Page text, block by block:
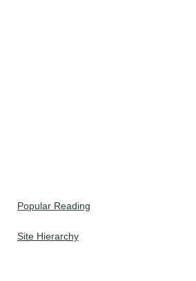
Popular Reading
Site Hierarchy